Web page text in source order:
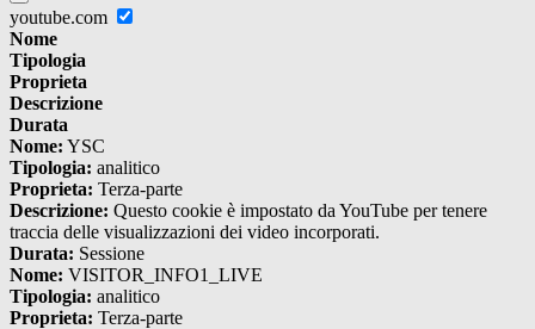
youtube.com
Nome
Tipologia
Proprieta
Descrizione
Durata
Nome: YSC
Tipologia: analitico
Proprieta: Terza-parte
Descrizione: Questo cookie è impostato da YouTube per tenere
traccia delle visualizzazioni dei video incorporati.
Durata: Sessione
Nome: VISITOR_INFO1_LIVE
Tipologia: analitico
Proprieta: Terza-parte